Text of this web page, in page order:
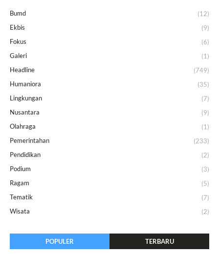
Bumd
(12)
Ekbis
(9)
Fokus
(6)
Galeri
(1)
Headline
(749)
Humaniora
(35)
Lingkungan
(7)
Nusantara
(9)
Olahraga
(1)
Pemerintahan
(233)
Pendidikan
(2)
Podium
(3)
Ragam
(5)
Tematik
(7)
Wisata
(2)
POPULER TERBARU